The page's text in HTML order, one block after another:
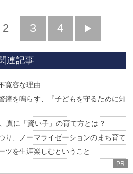
2 3 4
へ
連記事
寛容な理由
鐘を鳴らす、『子どもを守るために知
真に「賢い子」の育て方とは？
り、ノーマライゼーションのまち育て
ツを生涯楽しむということ
PR